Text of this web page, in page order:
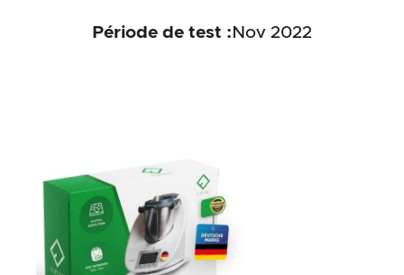
Période de test : Nov 2022